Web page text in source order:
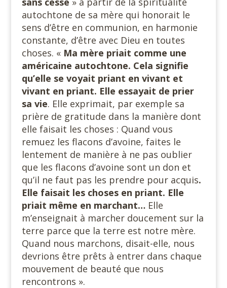
autochtone de sa mère qui honorait le
sens d’être en communion, en harmonie
constante, d’être avec Dieu en toutes
choses. « Ma mère priait comme une
américaine autochtone. Cela signifie
qu’elle se voyait priant en vivant et
vivant en priant. Elle essayait de prier
sa vie. Elle exprimait, par exemple sa
prière de gratitude dans la manière dont
elle faisait les choses : Quand vous
remuez les flacons d’avoine, faites le
lentement de manière à ne pas oublier
que les flacons d’avoine sont un don et
qu’il ne faut pas les prendre pour acquis.
Elle faisait les choses en priant. Elle
priait même en marchant…Elle
m’enseignait à marcher doucement sur la
terre parce que la terre est notre mère.
Quand nous marchons, disait-elle, nous
devrions être prêts à entrer dans chaque
mouvement de beauté que nous
rencontrons ».